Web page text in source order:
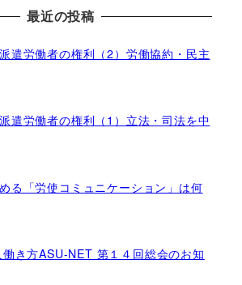
最近の投稿
遣労働者の権利（2）労働協約・民主
遣労働者の権利（1）立法・司法を中
る「労使コミュニケーション」は何
き方ASU-NET 第１４回総会のお知